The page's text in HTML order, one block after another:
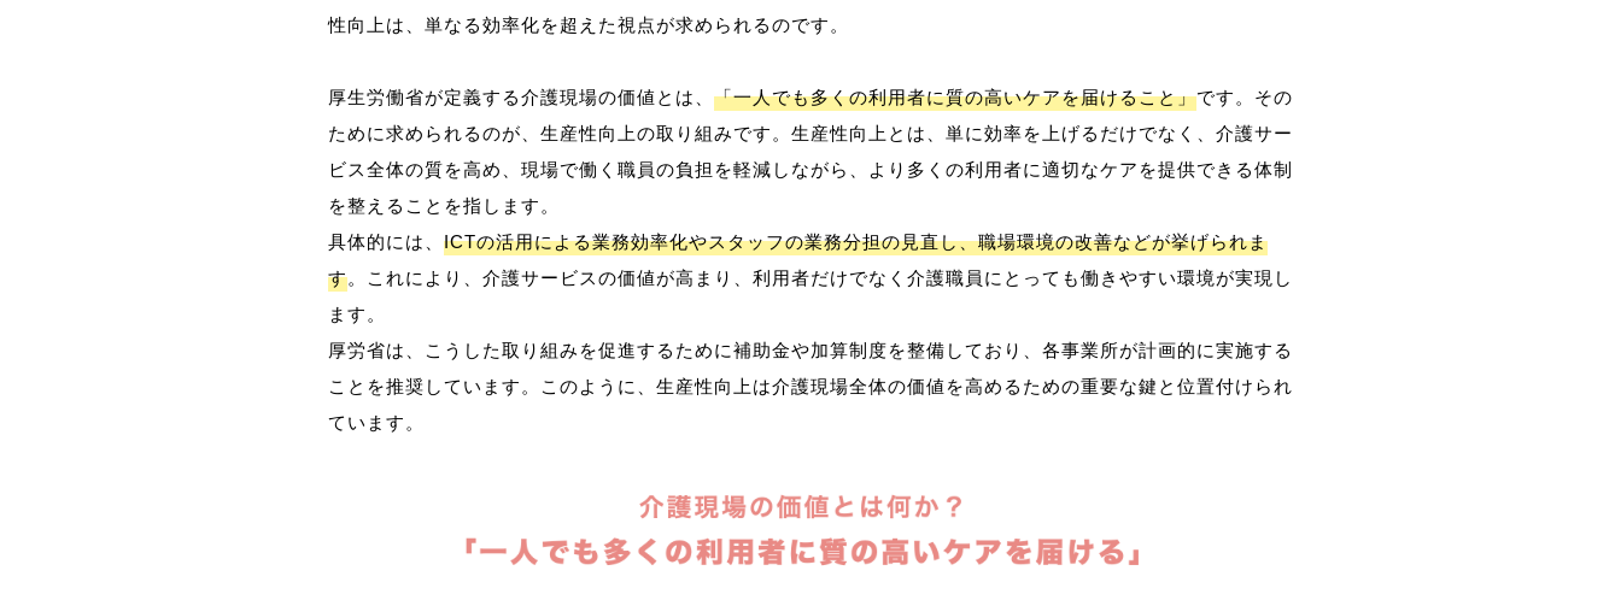
性向上は、単なる効率化を超えた視点が求められるのです。
厚生労働省が定義する介護現場の価値とは、 「一人でも多くの利用者に質の高いケアを届けること」です。その
ために求められるのが、生産性向上の取り組みです。生産性向上とは、単に効率を上げるだけでなく、介護サー
ビス全体の質を高め、現場で働く職員の負担を軽減しながら、より多くの利用者に適切なケアを提供できる体制
を整えることを指します。
具体的には、 ICTの活用による業務効率化やスタッフの業務分担の見直し、職場環境の改善などが挙げられま
す。これにより、介護サービスの価値が高まり、利用者だけでなく介護職員にとっても働きやすい環境が実現し
ます。
厚労省は、こうした取り組みを促進するために補助金や加算制度を整備しており、各事業所が計画的に実施する
ことを推奨しています。このように、生産性向上は介護現場全体の価値を高めるための重要な鍵と位置付けられ